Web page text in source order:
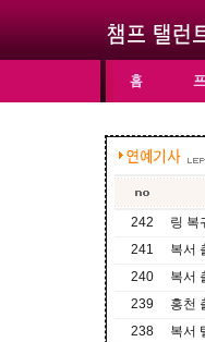
242
링 복
241
복서
240
복서
239
홍천
238
복서